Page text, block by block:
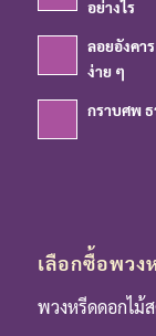
อย่างไร
ลอยอังคา
ง่าย ๆ
กราบศพ
เลือกซื้อพวง
พวงหรีดดอกไม้